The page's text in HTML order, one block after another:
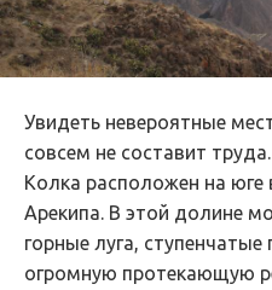
Увидеть невероятные
совсем не составит
Колка расположен на юге
Арекипа. В этой долине
горные луга,
огромную протекающую